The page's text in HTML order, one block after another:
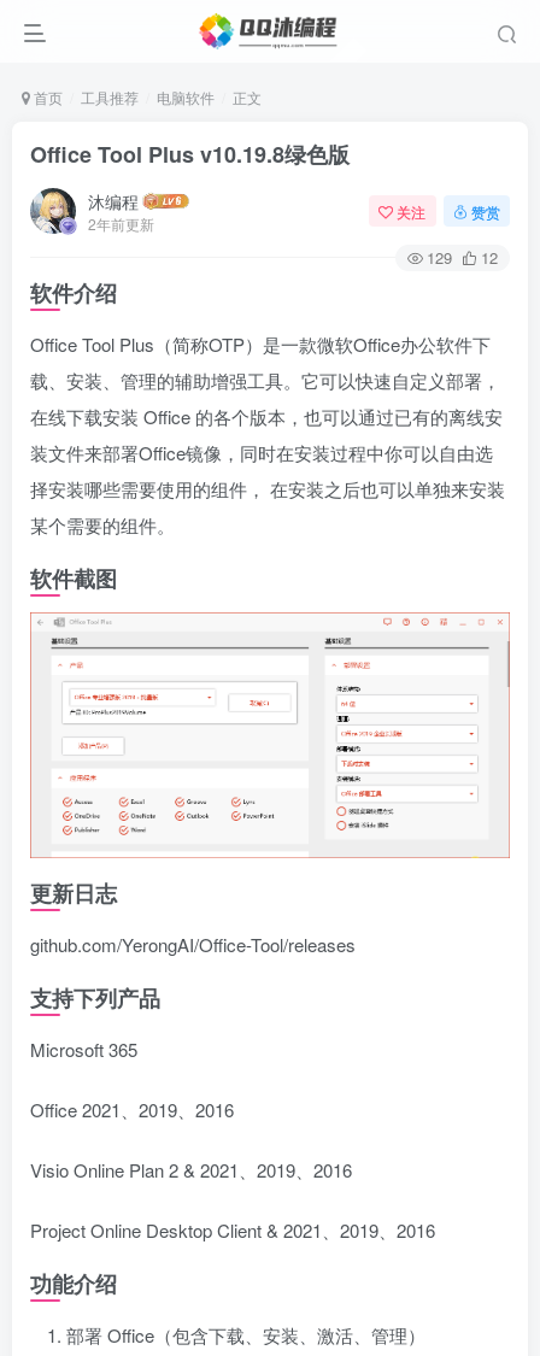
首页 工具推荐 电脑软件 正文
Office Tool Plus v10.19.8绿色版
沐编程
2年前更新
关注 赞赏
129 12
软件介绍
Office Tool Plus（简称OTP）是一款微软Office办公软件下
载、安装、管理的辅助增强工具。它可以快速自定义部署，
在线下载安装 Office 的各个版本，也可以通过已有的离线安
装文件来部署Office镜像，同时在安装过程中你可以自由选
择安装哪些需要使用的组件， 在安装之后也可以单独来安装
某个需要的组件。
软件截图
更新日志
github.com/YerongAI/Office-Tool/releases
支持下列产品
Microsoft 365
Office 2021、2019、2016
Visio Online Plan 2 & 2021、2019、2016
Project Online Desktop Client & 2021、2019、2016
功能介绍
部署 Office（包含下载、安装、激活、管理）